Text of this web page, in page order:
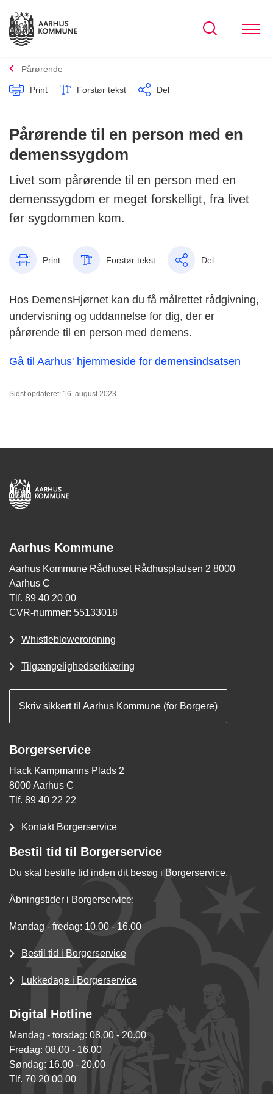
Pårørende
Print Forstør tekst Del
Pårørende til en person med en
demenssygdom
Livet som pårørende til en person med en
demenssygdom er meget forskelligt, fra livet
før sygdommen kom.
Print Forstør tekst Del
Hos DemensHjørnet kan du få målrettet rådgivning,
undervisning og uddannelse for dig, der er
pårørende til en person med demens.
Gå til Aarhus' hjemmeside for demensindsatsen
Sidst opdateret: 16. august 2023
Aarhus Kommune
Aarhus Kommune Rådhuset Rådhuspladsen 2 8000
Aarhus C
Tlf. 89 40 20 00
CVR-nummer: 55133018
Whistleblowerordning
Tilgængelighedserklæring
Skriv sikkert til Aarhus Kommune (for Borgere)
Borgerservice
Hack Kampmanns Plads 2
8000 Aarhus C
Tlf. 89 40 22 22
Kontakt Borgerservice
Bestil tid til Borgerservice
Du skal bestille tid inden dit besøg i Borgerservice.
Åbningstider i Borgerservice:
Mandag - fredag: 10.00 - 16.00
Bestil tid i Borgerservice
Lukkedage i Borgerservice
Digital Hotline
Mandag - torsdag: 08.00 - 20.00
Fredag: 08.00 - 16.00
Søndag: 16.00 - 20.00
Tlf. 70 20 00 00